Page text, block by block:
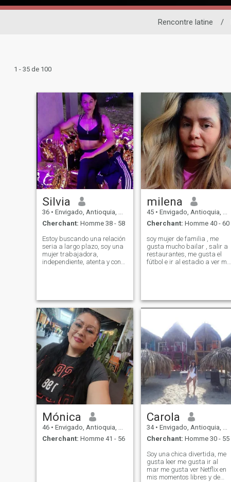
Rencontre latine /
1 - 35 de 100
Silvia
36 • Envigado, Antioquia, Colombie
Cherchant: Homme 38 - 58
Estoy buscando una relación
seria a largo plazo, soy una
mujer trabajadora,
independiente, atenta y con
campo y claro salir a bailar
algunas veces
milena
45 • Envigado, Antioquia, Colombie
Cherchant: Homme 40 - 60
soy mujer de familia , me
gusta mucho bailar , salir a
restaurantes, me gusta el
fútbol e ir al estadio a ver mi
mucho que decir , espero
encontrar l
Mónica
46 • Envigado, Antioquia, Colombie
Cherchant: Homme 41 - 56
Carola
34 • Envigado, Antioquia, Colombie
Cherchant: Homme 30 - 55
Soy una chica divertida, me
gusta leer me gusta ir al
mar me gusta ver Netflix en
mis momentos libres y de